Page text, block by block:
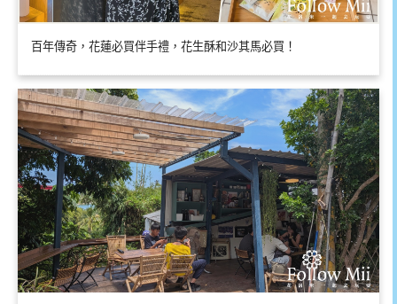
百年傳奇，花蓮必買伴手禮，花生酥和沙其馬必買！